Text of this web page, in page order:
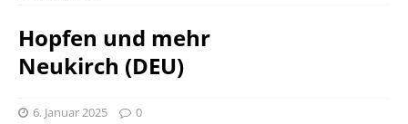
Hopfen und mehr
Neukirch (DEU)
6. Januar 2025 0